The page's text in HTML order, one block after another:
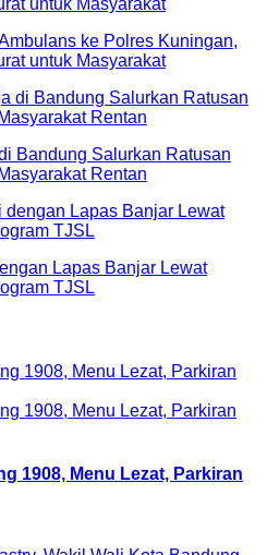
ke Polres Kuningan,
untuk Masyarakat
Bandung Salurkan Ratusan
Rentan
Lapas Banjar Lewat
TJSL
1908, Menu Lezat, Parkiran